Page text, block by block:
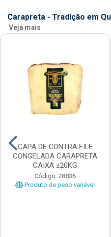
Carapreta - Tradição em
Veja mais
CAPA DE CONTRA FILE
CONGELADA CARAPRETA
CAIXA ±20KG
Código: 28836
Produto de peso variável